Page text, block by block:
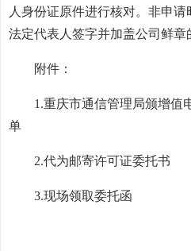
人身份证原件进行核对。非申
法定代表人签字并加盖公司鲜章
附件：
1.重庆市通信管理局颁增值
单
2.代为邮寄许可证委托书
3.现场领取委托函